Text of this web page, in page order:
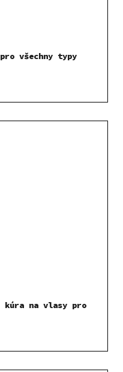
všechny typy
na vlasy pro